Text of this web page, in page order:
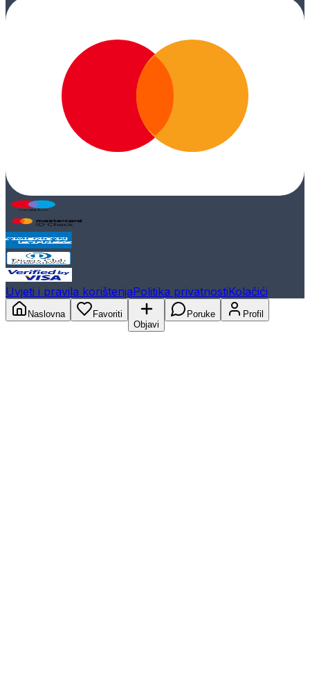
Uvjeti i pravila korištenjaPolitika privatnostiKolačići
Naslovna
Favoriti
Objavi
Poruke Profil